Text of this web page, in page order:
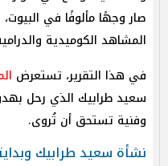
صار وجهًا مألوفًا في
المشاهد الكوميدية
في هذا التقرير، تستعرض
سعيد طرابيك الذي رحل
وفنية تستحق أن تُروى.
نشأة سعيد طرابيك